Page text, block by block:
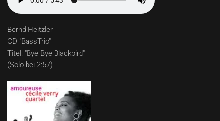
Bernd Heitzler
CD "BassTrio"
Titel: "Bye Bye Blackbird"
(Solo bei 2:57)